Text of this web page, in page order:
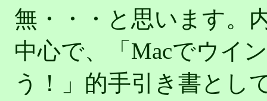
無・・・と思います。
中心で、「Macでウイ
う！」的手引き書とし